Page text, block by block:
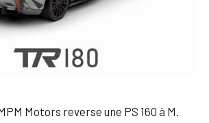
Motors reverse une PS 160 à M.